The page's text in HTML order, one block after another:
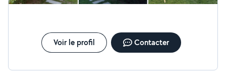
Voir le profil Contacter